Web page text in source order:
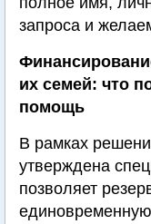
запроса и
их семей: что
помощь
В рамках
утверждена
позволяет